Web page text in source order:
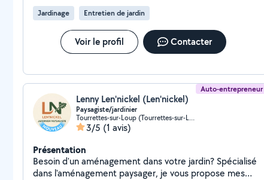
Jardinage
Entretien de jardin
Voir le profil Contacter
Auto-entrepreneur
Lenny Len'nickel (Len'nickel)
Paysagiste/jardinier
Tourrettes-sur-Loup (Tourrettes-sur-Loup)
3/5 (1 avis)
Présentation
Besoin d'un aménagement dans votre jardin? Spécialisé
dans l'aménagement paysager, je vous propose mes